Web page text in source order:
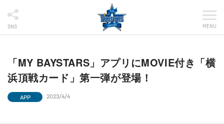
SNS MENU
「MY BAYSTARS」アプリにMOVIE付き「横
浜頂戦カード」第一弾が登場！
APP 2023/4/4